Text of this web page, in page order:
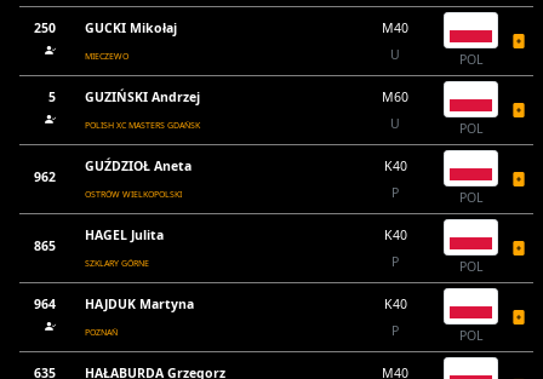
250 GUCKI Mikołaj
MIECZEWO
M40
U
POL
5 GUZIŃSKI Andrzej
POLISH XC MASTERS GDAŃSK
M60
U
POL
962
GUŹDZIOŁ Aneta
OSTRÓW WIELKOPOLSKI
K40
P
POL
865
HAGEL Julita
SZKLARY GÓRNE
K40
P
POL
964 HAJDUK Martyna
POZNAŃ
K40
P
POL
635 HAŁABURDA Grzegorz
M40